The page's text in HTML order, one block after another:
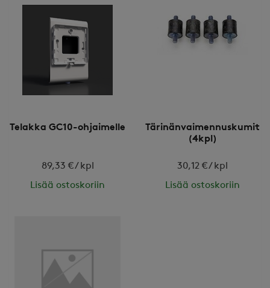
Telakka GC10-ohjaimelle
89,33 € / kpl
Lisää ostoskoriin
Tärinänvaimennuskumit
(4kpl)
30,12 € / kpl
Lisää ostoskoriin